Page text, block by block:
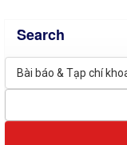
Search